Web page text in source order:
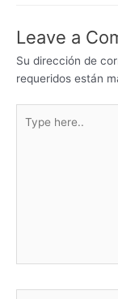
k
Leave a
Su dirección de
requeridos están
here..